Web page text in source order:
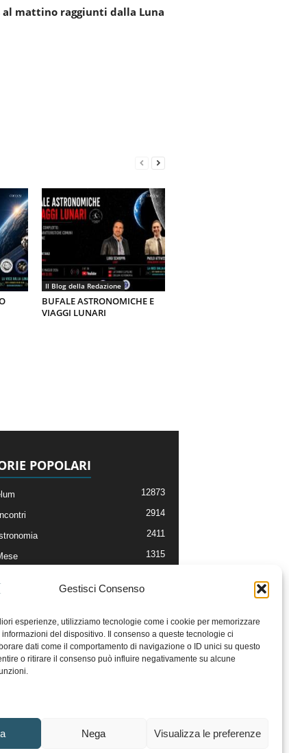
Gestisci Consenso
esperienze, utilizziamo tecnologie come i cookie per memorizzare
del dispositivo. Il consenso a queste tecnologie ci
dati come il comportamento di navigazione o ID unici su questo
o ritirare il consenso può influire negativamente su alcune
Nega Visualizza le preferenze
al mattino raggiunti dalla Luna
Il Blog della Redazione
BUFALE ASTRONOMICHE E
VIAGGI LUNARI
POPOLARI
12873
2914
2411
1315
On-Line
Redazione